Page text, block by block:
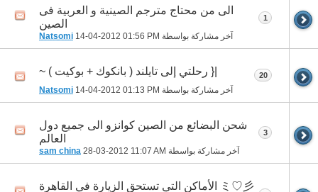
الى من محتاج مترجم الصينية و العربية فى
الصين
آخر مشاركة بواسطة Natsomi 14-04-2012 01:56 PM
1
|{ رحلتي إلى تايلند ( بانكوك + بوكيت ) ~
آخر مشاركة بواسطة Natsomi 14-04-2012 01:13 PM
20
شحن البضائع من الصين كوانزو الى جميع دول
العالم
آخر مشاركة بواسطة sam china 28-03-2012 11:07 AM
3
ミ♡彡 الأماكن التي تستحق الزيارة في القاهرة